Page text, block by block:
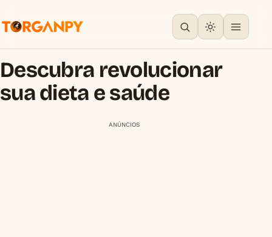
Descubra revolucionar
sua dieta e saúde
ANÚNCIOS